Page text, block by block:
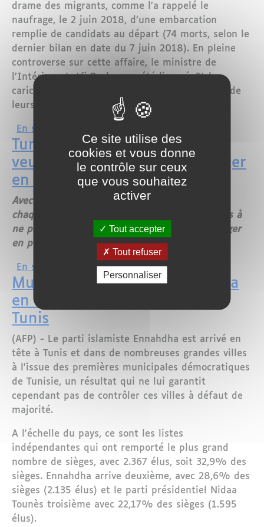
drame des migrants, comme l’a rappelé le
naufrage, le 2 juin 2018, d’une embarcation
remplie de candidats au départ (74 morts, selon le
dernier bilan en date du 7 juin 2018). En pleine
controverse sur cette affaire, le ministre de
l’Intérieur, Lotfi Brahem, a été limogé. Et les
caricaturistes comme Willis from Tunis y vont de
leurs traits acerbes.
En savoir plus
Tunisie : les non-jeûneurs
veulent avoir le droit de manger
en public pendant Ramadan
Avec le Ramadan, la Tunisie connaît, comme
chaque année, des appels au droit des citoyens à
ne pas en respecter les règles et pouvoir manger
en public.
En savoir plus sur Tunisie : les non-jeûneurs
Municipales/Tunisie : Ennahdha
en tête mais sans majorité à
Tunis
(AFP) - Le parti islamiste Ennahdha est arrivé en
tête à Tunis et dans de nombreuses grandes villes
à l'issue des premières municipales démocratiques
de Tunisie, un résultat qui ne lui garantit
cependant pas de contrôler ces villes à défaut de
majorité.
A l'échelle du pays, ce sont les listes
indépendantes qui ont remporté le plus grand
nombre de sièges, avec 2.367 élus, soit 32,9% des
sièges. Ennahdha arrive deuxième, avec 28,6% des
sièges (2.135 élus) et le parti présidentiel Nidaa
Tounès troisième avec 22,17% des sièges (1.595
élus).
Ce site utilise des
cookies et vous donne
le contrôle sur ceux
que vous souhaitez
activer
Tout accepter
Tout refuser
Personnaliser